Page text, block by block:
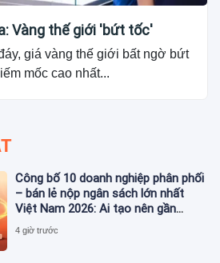
Vàng thế giới 'bứt tốc'
giá vàng thế giới bất ngờ bứt
mốc cao nhất...
Công bố 10 doanh nghiệp phân phối
– bán lẻ nộp ngân sách lớn nhất
Việt Nam 2026: Ai tạo nên gần
12.900 tỷ đồng?
4 giờ trước